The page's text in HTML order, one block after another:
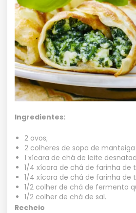
Ingredientes:
2 ovos;
2 colheres de sopa de
1 xícara de chá de leite
1/4 xícara de chá de farinha de
1/4 xícara de chá de farinha de
1/2 colher de chá de fermento
1/2 colher de chá de sal.
Recheio